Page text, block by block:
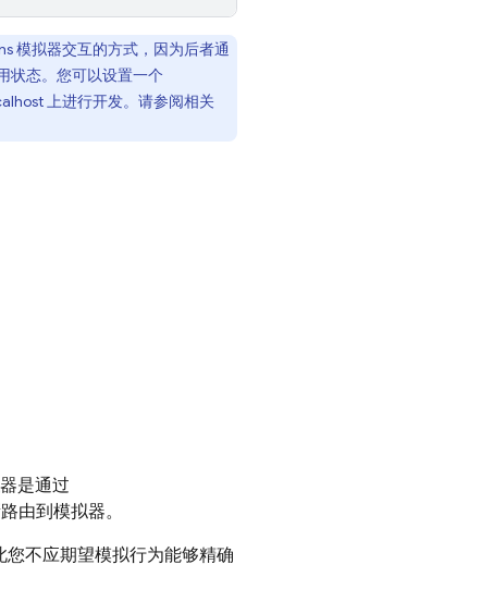
模拟器交互的方式，因为后者通
状态。您可以设置一个
上进行开发。请参阅相关
是通过
由到模拟器。
不应期望模拟行为能够精确